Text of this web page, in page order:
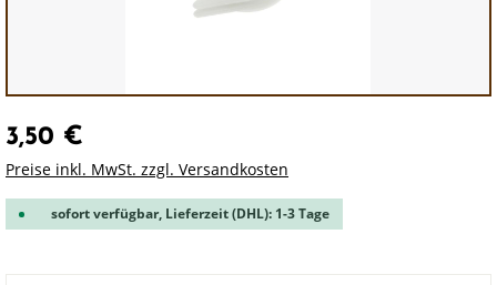
3,50 €
Preise inkl. MwSt. zzgl. Versandkosten
sofort verfügbar, Lieferzeit (DHL): 1-3 Tage
Produkt Anzahl: Gib den gewünschten Wert ein